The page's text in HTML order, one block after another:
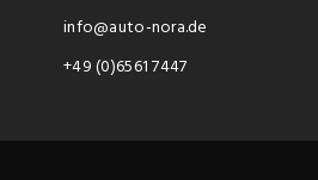
info@auto-nora.de
+49 (0)6561 7447